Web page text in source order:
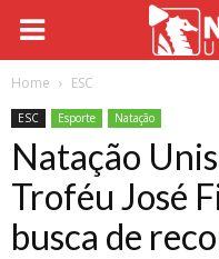
Home ESC
ESC Esporte Natação
Natação
Troféu José
busca de